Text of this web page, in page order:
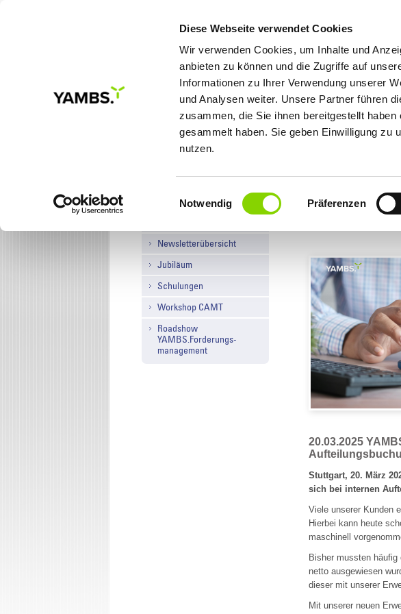
Diese Webseite verwendet Cookies
Wir verwenden Cookies, um Inhalte und
anbieten zu können und die Zugriffe auf
Informationen zu Ihrer Verwendung unserer
und Analysen weiter. Unsere Partner führen
zusammen, die Sie ihnen bereitgestellt
gesammelt haben. Sie geben Einwilligung zu
nutzen.
Einwilligungsauswahl
Notwendig Präferenzen
MEINE ZIELE LÖSUNGEN SERVICE &
Newsübersicht
Newsletterübersicht
Jubiläum
Schulungen
Workshop CAMT
Roadshow
YAMBS.Forderungs-
management
News
20.03.2025
Stuttgart, 20. März
sich bei internen
Viele unserer Kunden
Hierbei kann heute
maschinell
Bisher mussten
netto ausgewiesen
dieser mit unserer
Mit unserer neuen